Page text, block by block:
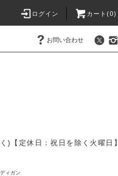
ログイン カート(0)
お問い合わせ
)【定休日：祝日を除く火曜日】
ィガン